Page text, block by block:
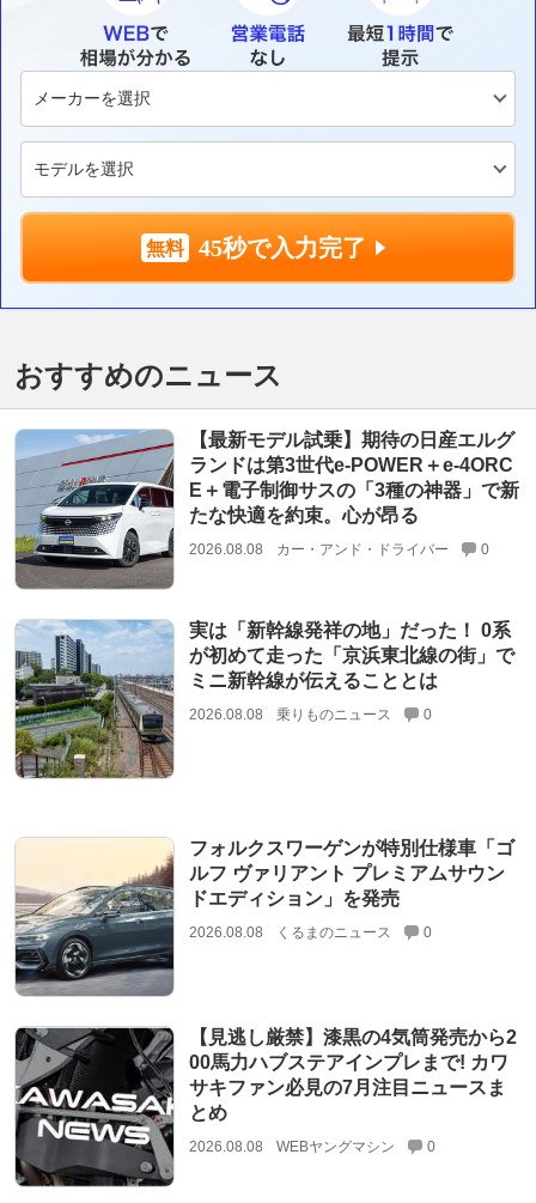
45秒で入力完了
おすすめのニュース
【最新モデル試乗】期待の日産エルグ
ランドは第3世代e-POWER＋e-4ORC
E＋電子制御サスの「3種の神器」で新
たな快適を約束。心が昂る
2026.08.08 カー・アンド・ドライバー 0
実は「新幹線発祥の地」だった！ 0系
が初めて走った「京浜東北線の街」で
ミニ新幹線が伝えることとは
2026.08.08 乗りものニュース 0
フォルクスワーゲンが特別仕様車「ゴ
ルフ ヴァリアント プレミアムサウン
ドエディション」を発売
2026.08.08 くるまのニュース 0
【見逃し厳禁】漆黒の4気筒発売から2
00馬力ハブステアインプレまで! カワ
サキファン必見の7月注目ニュースま
とめ
2026.08.08 WEBヤングマシン 0